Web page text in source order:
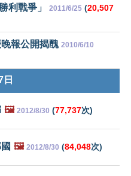
利戰爭」 2011/6/25 (20,507
報公開揭醜 2010/6/10
🖼️ 2012/8/30 (77,737次)
🖼️ 2012/8/30 (84,048次)